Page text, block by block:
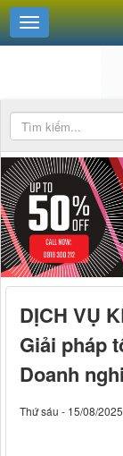
DỊCH VỤ
Giải pháp
Doanh
Thứ sáu - 15/08/